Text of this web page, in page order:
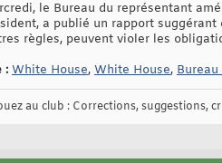
le Bureau du représentant
a publié un rapport
règles, peuvent violer les
: White House, White House,
au club : Corrections, suggestions,